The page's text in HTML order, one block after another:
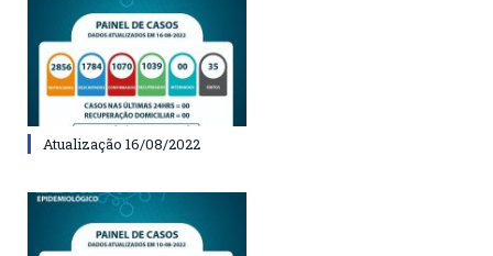
Atualização 16/08/2022